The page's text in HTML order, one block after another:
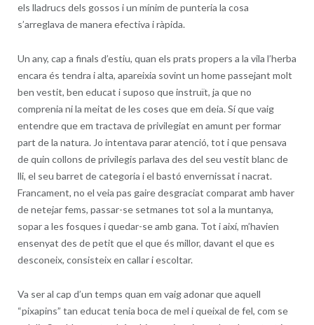
els lladrucs dels gossos i un mínim de punteria la cosa
s’arreglava de manera efectiva i ràpida.
Un any, cap a finals d’estiu, quan els prats propers a la vila l’herba
encara és tendra i alta, apareixia sovint un home passejant molt
ben vestit, ben educat i suposo que instruït, ja que no
comprenia ni la meitat de les coses que em deia. Sí que vaig
entendre que em tractava de privilegiat en amunt per formar
part de la natura. Jo intentava parar atenció, tot i que pensava
de quin collons de privilegis parlava des del seu vestit blanc de
lli, el seu barret de categoria i el bastó envernissat i nacrat.
Francament, no el veia pas gaire desgraciat comparat amb haver
de netejar fems, passar-se setmanes tot sol a la muntanya,
sopar a les fosques i quedar-se amb gana. Tot i així, m’havien
ensenyat des de petit que el que és millor, davant el que es
desconeix, consisteix en callar i escoltar.
Va ser al cap d’un temps quan em vaig adonar que aquell
“pixapins” tan educat tenia boca de mel i queixal de fel, com se